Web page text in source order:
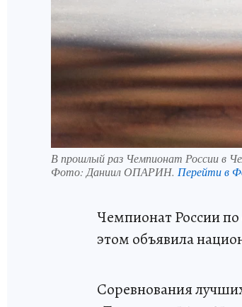
В прошлый раз Чемпионат России в
Фото: Даниил ОПАРИН. Перейти в
Чемпионат России
этом объявила
Соревнования